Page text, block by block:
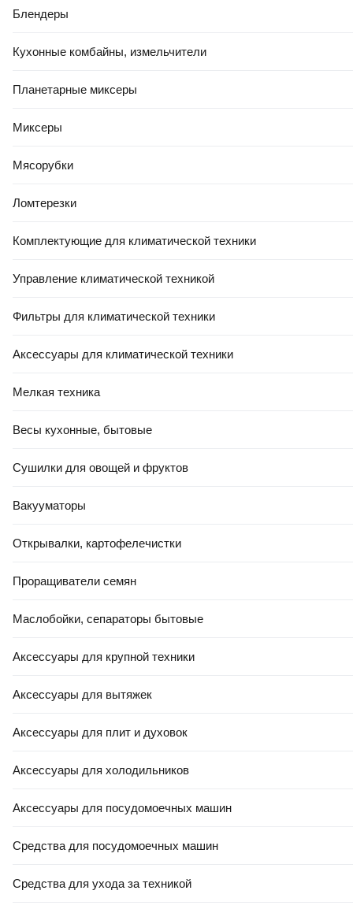
Блендеры
Кухонные комбайны, измельчители
Планетарные миксеры
Миксеры
Мясорубки
Ломтерезки
Комплектующие для климатической техники
Управление климатической техникой
Фильтры для климатической техники
Аксессуары для климатической техники
Мелкая техника
Весы кухонные, бытовые
Сушилки для овощей и фруктов
Вакууматоры
Открывалки, картофелечистки
Проращиватели семян
Маслобойки, сепараторы бытовые
Аксессуары для крупной техники
Аксессуары для вытяжек
Аксессуары для плит и духовок
Аксессуары для холодильников
Аксессуары для посудомоечных машин
Средства для посудомоечных машин
Средства для ухода за техникой